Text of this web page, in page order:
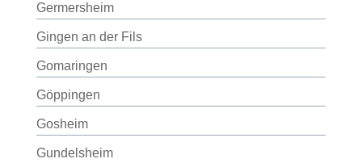
Germersheim
Gingen an der Fils
Gomaringen
Göppingen
Gosheim
Gundelsheim